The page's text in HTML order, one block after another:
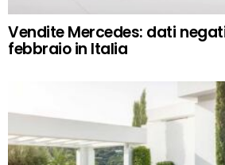
Vendite Mercedes: dati
febbraio in Italia